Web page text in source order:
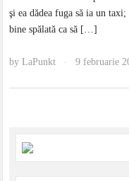
şi ea dădea fuga să ia un
bine spălată ca să […]
byLaPunkt · 9 februarie